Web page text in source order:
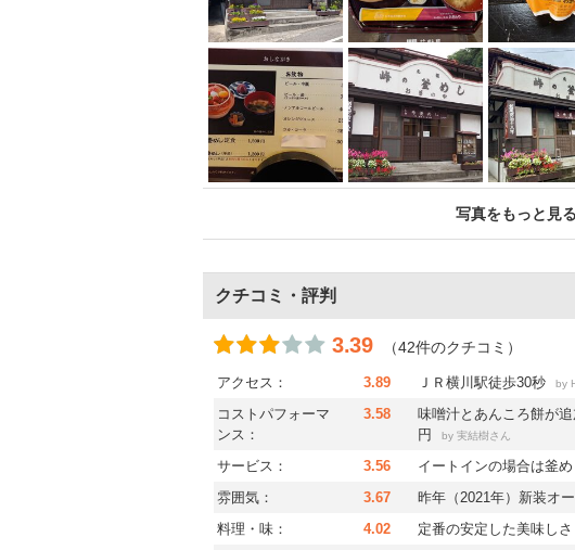
写真をもっと見る
クチコミ・評判
3.39 （42件のクチコミ）
アクセス： 3.89 ＪＲ横川駅徒歩30秒 by
コストパフォーマ
ンス：
3.58
味噌汁とあんころ餅が
円
by 実結樹さん
サービス： 3.56 イートインの場合は釜
雰囲気： 3.67 昨年（2021年）新装オ
料理・味： 4.02 定番の安定した美味しさ